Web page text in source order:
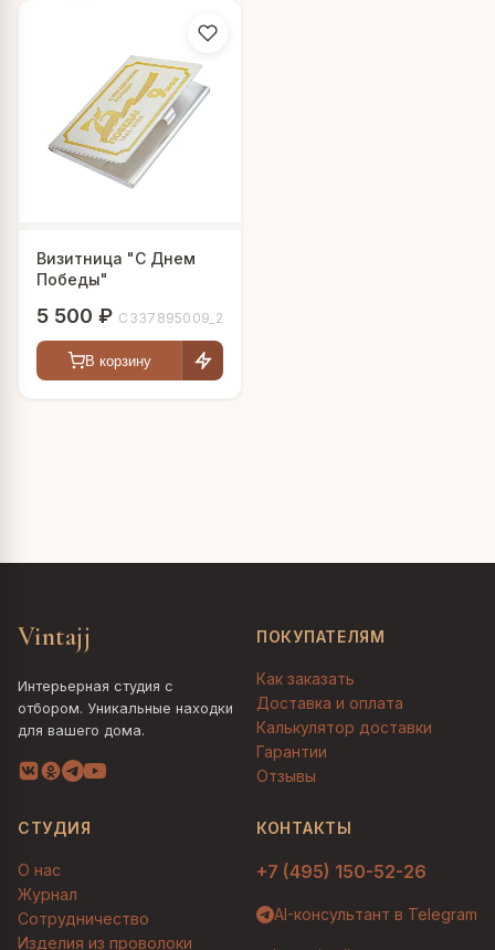
Визитница "С Днем
Победы"
5 500 ₽ С337895009_2
В корзину
Vintajj
Интерьерная студия с
отбором. Уникальные находки
для вашего дома.
ПОКУПАТЕЛЯМ
Как заказать
Доставка и оплата
Калькулятор доставки
Гарантии
Отзывы
СТУДИЯ
О нас
Журнал
Сотрудничество
Изделия из проволоки
КОНТАКТЫ
+7 (495) 150-52-26
AI-консультант в Telegram